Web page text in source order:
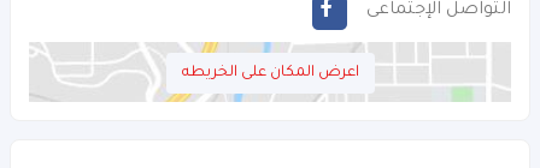
التواصل الإجتماعى
اعرض المكان على الخريطه